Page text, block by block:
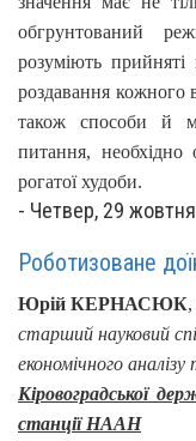
обгрунтований
розуміють прийняті
роздавання
також способи й
питання, необхідно
рогатої худоби.
- Четвер, 29
Роботизоване
Юрій КЕРНАСЮК,
старший науковий
економічного
Кіровоградської
станції НААН